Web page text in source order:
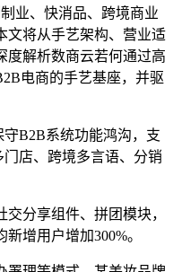
业、快消品、跨境商业
文将从手艺架构、营业适
度解析数商云若何通过高
电商的手艺基座，并驱
B2B系统功能鸿沟，支
门店、跨境多言语、分销
分享组件、拼团模块，
增用户增加300%。